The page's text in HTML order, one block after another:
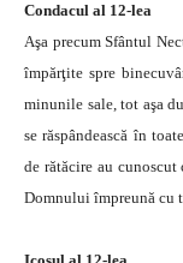
Condacul al 12-lea
Aşa precum Sfântul
împărţite spre
minunile sale, tot aşa
se răspândească în
de rătăcire au
Domnului împreună cu